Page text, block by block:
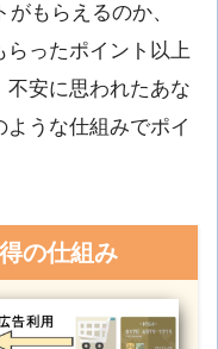
もらえるのか、
らったポイント以上
不安に思われたあな
うな仕組みでポイ
の仕組み